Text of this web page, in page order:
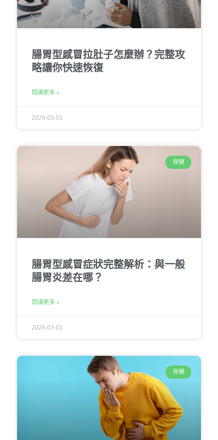
腸胃型感冒拉肚子怎麼辦？完整攻
略讓你快速恢復
閱讀更多 »
2026-03-01
保健
腸胃型感冒症狀完整解析：與一般
腸胃炎差在哪？
閱讀更多 »
2026-03-01
保健